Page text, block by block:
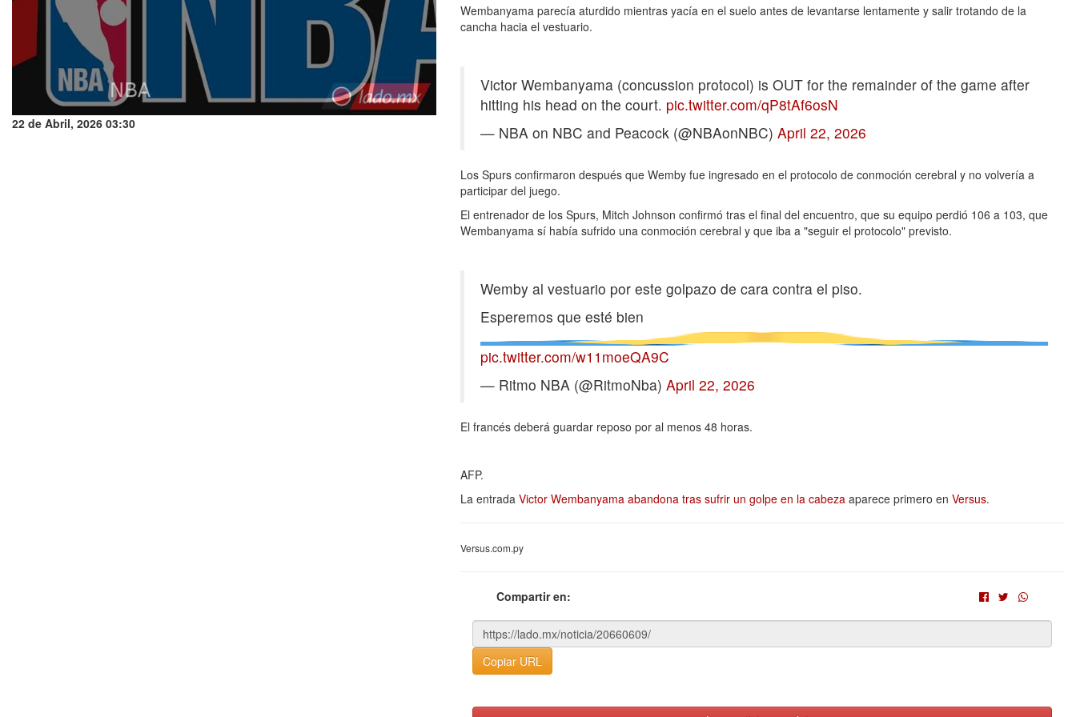
22 de Abril, 2026 03:30
Wembanyama parecía aturdido mientras yacía en el suelo antes de levantarse lentamente y salir trotando de la
cancha hacia el vestuario.
Victor Wembanyama (concussion protocol) is OUT for the remainder of the game after
hitting his head on the court. pic.twitter.com/qP8tAf6osN
— NBA on NBC and Peacock (@NBAonNBC) April 22, 2026
Los Spurs confirmaron después que Wemby fue ingresado en el protocolo de conmoción cerebral y no volvería a
participar del juego.
El entrenador de los Spurs, Mitch Johnson confirmó tras el final del encuentro, que su equipo perdió 106 a 103, que
Wembanyama sí había sufrido una conmoción cerebral y que iba a "seguir el protocolo" previsto.
Wemby al vestuario por este golpazo de cara contra el piso.
Esperemos que esté bien
pic.twitter.com/w11moeQA9C
— Ritmo NBA (@RitmoNba) April 22, 2026
El francés deberá guardar reposo por al menos 48 horas.
AFP.
La entrada Victor Wembanyama abandona tras sufrir un golpe en la cabeza aparece primero en Versus.
Versus.com.py
Compartir en:
Copiar URL